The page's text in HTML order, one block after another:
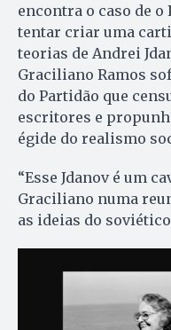
encontra o caso de
tentar criar uma
teorias de Andrei
Graciliano Ramos
do Partidão que
escritores e
égide do realismo
“Esse Jdanov é um
Graciliano numa
as ideias do